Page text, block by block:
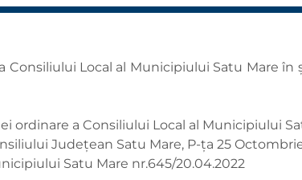
Consiliului Local al Municipiului Satu Mare în
ordinare a Consiliului Local al Municipiului
Județean Satu Mare, P-ța 25
Satu Mare nr.645/20.04.2022